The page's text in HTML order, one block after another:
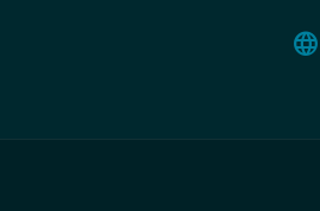
language